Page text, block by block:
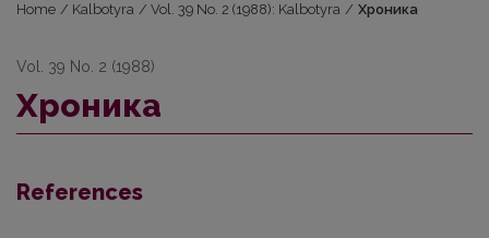
Home / Kalbotyra / Vol. 39 No. 2 (1988): Kalbotyra / Хроника
Vol. 39 No. 2 (1988)
Хроника
References